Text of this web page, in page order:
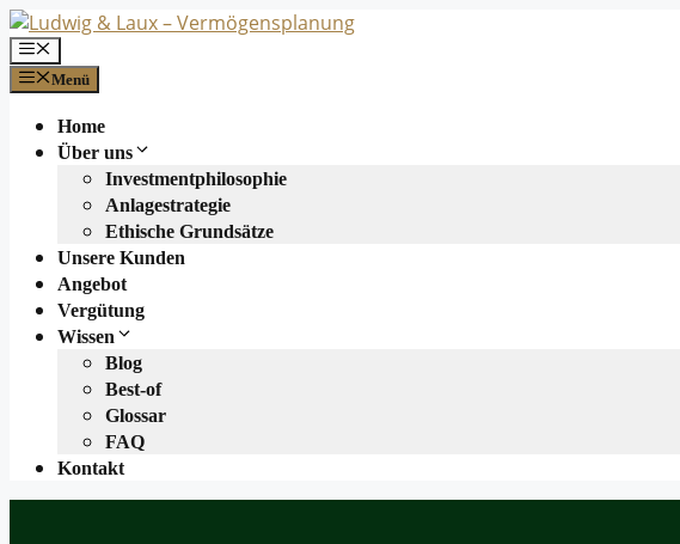
Zum
Inhalt
springen
Menü
Menü
Home
Über uns
Investmentphilosophie
Anlagestrategie
Ethische Grundsätze
Unsere Kunden
Angebot
Vergütung
Wissen
Blog
Best-of
Glossar
FAQ
Kontakt